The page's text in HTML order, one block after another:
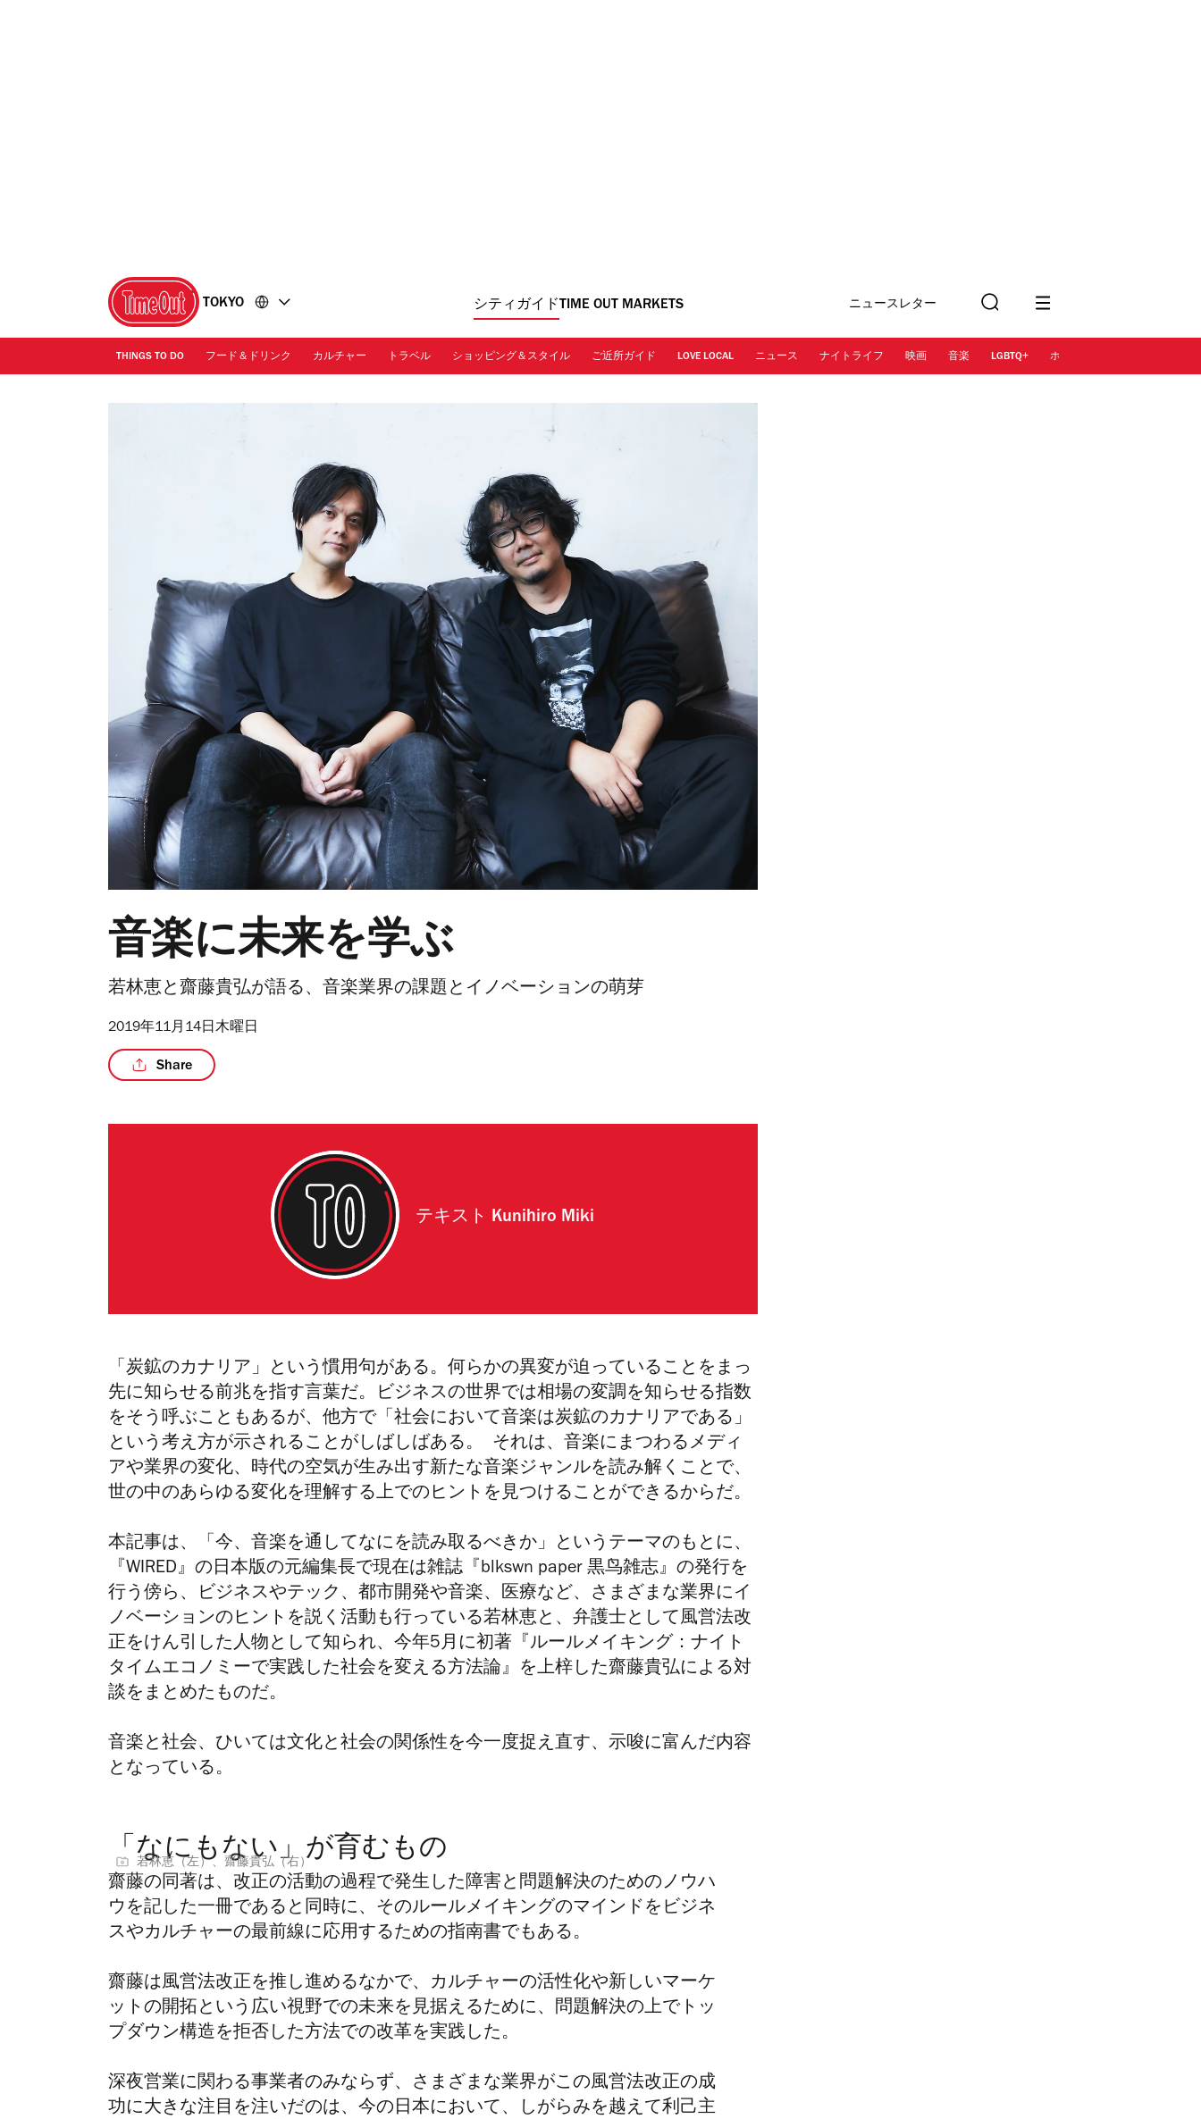
TOKYO シティガイド TIME OUT MARKETS ニュースレター
に登録
索
THINGS TO DO フード＆ドリンク カルチャー トラベル ショッピング＆スタイル ご近所ガイド LOVE LOCAL ニュース ナイトライフ 映画 音楽 LGBTQ+ ホテル
音楽に未来を学ぶ
若林恵と齋藤貴弘が語る、音楽業界の課題とイノベーションの萌芽
2019年11月14日木曜日
Share
テキスト Kunihiro Miki
「炭鉱のカナリア」という慣用句がある。何らかの異変が迫っていることをまっ
先に知らせる前兆を指す言葉だ。ビジネスの世界では相場の変調を知らせる指数
をそう呼ぶこともあるが、他方で「社会において音楽は炭鉱のカナリアである」
という考え方が示されることがしばしばある。 それは、音楽にまつわるメディ
アや業界の変化、時代の空気が生み出す新たな音楽ジャンルを読み解くことで、
世の中のあらゆる変化を理解する上でのヒントを見つけることができるからだ。
本記事は、「今、音楽を通してなにを読み取るべきか」というテーマのもとに、
『WIRED』の日本版の元編集長で現在は雑誌『blkswn paper 黒鸟雑志』の発行を
行う傍ら、ビジネスやテック、都市開発や音楽、医療など、さまざまな業界にイ
ノベーションのヒントを説く活動も行っている若林恵と、弁護士として風営法改
正をけん引した人物として知られ、今年5月に初著『ルールメイキング：ナイト
タイムエコノミーで実践した社会を変える方法論』を上梓した齋藤貴弘による対
談をまとめたものだ。
音楽と社会、ひいては文化と社会の関係性を今一度捉え直す、示唆に富んだ内容
となっている。
「なにもない」が育むもの
若林恵（左）、齋藤貴弘（右）
齋藤の同著は、改正の活動の過程で発生した障害と問題解決のためのノウハ
ウを記した一冊であると同時に、そのルールメイキングのマインドをビジネ
スやカルチャーの最前線に応用するための指南書でもある。
齋藤は風営法改正を推し進めるなかで、カルチャーの活性化や新しいマーケ
ットの開拓という広い視野での未来を見据えるために、問題解決の上でトッ
プダウン構造を拒否した方法での改革を実践した。
深夜営業に関わる事業者のみならず、さまざまな業界がこの風営法改正の成
功に大きな注目を注いだのは、今の日本において、しがらみを越えて利己主